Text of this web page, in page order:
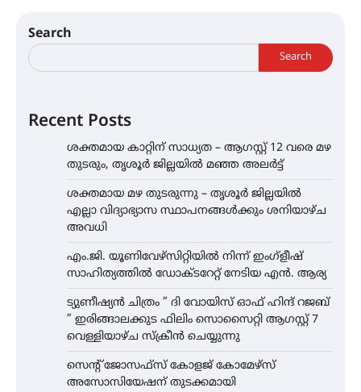
Search
Search
Recent Posts
ശക്തമായ കാറ്റിന് സാധ്യത – ആഗസ്റ്റ് 12 വരെ മഴ
തുടരും, തൃശൂർ ജില്ലയിൽ മഞ്ഞ അലർട്ട്
ശക്തമായ മഴ തുടരുന്നു – തൃശൂർ ജില്ലയിൽ
എല്ലാ വിദ്യാഭ്യാസ സ്ഥാപനങ്ങൾക്കും ശനിയാഴ്ച
അവധി
എം.ജി. യൂണിവേഴ്‌സിറ്റിയിൽ നിന്ന് ഇംഗ്ളീഷ്
സാഹിത്യത്തിൽ ഡോക്ടറേറ്റ് നേടിയ എൻ. ആര്യ
ട്യുണീഷ്യൻ ചിത്രം ” ദി വോയിസ് ഓഫ് ഹിന്ദ് റജബ്
” ഇരിങ്ങാലക്കുട ഫിലിം സൊസൈറ്റി ആഗസ്റ്റ് 7
വെള്ളിയാഴ്ച സ്‌ക്രീൻ ചെയ്യുന്നു
സെന്റ് ജോസഫ്സ് കോളജ് കോമേഴ്‌സ്
അസോസിയേഷന് തുടക്കമായി